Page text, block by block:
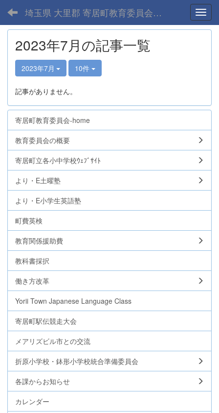
埼玉県 大里郡 寄居町教育委員会-home
2023年7月の記事一覧
2023年7月 10件
記事がありません。
寄居町教育委員会-home
教育委員会の概要
寄居町立各小中学校ｳｪﾌﾞｻｲﾄ
より・E土曜塾
より・E小学生英語塾
町費英検
教育関係援助費
教科書採択
働き方改革
Yorii Town Japanese Language Class
寄居町駅伝競走大会
メアリズビル市との交流
折原小学校・鉢形小学校統合準備委員会
各課からお知らせ
カレンダー